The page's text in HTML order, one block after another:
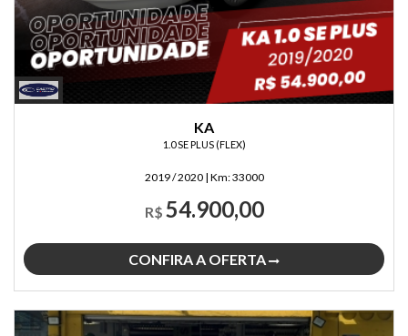
KA
1.0 SE PLUS (FLEX)
2019 / 2020 | Km:33000
R$ 54.900,00
CONFIRA A OFERTA